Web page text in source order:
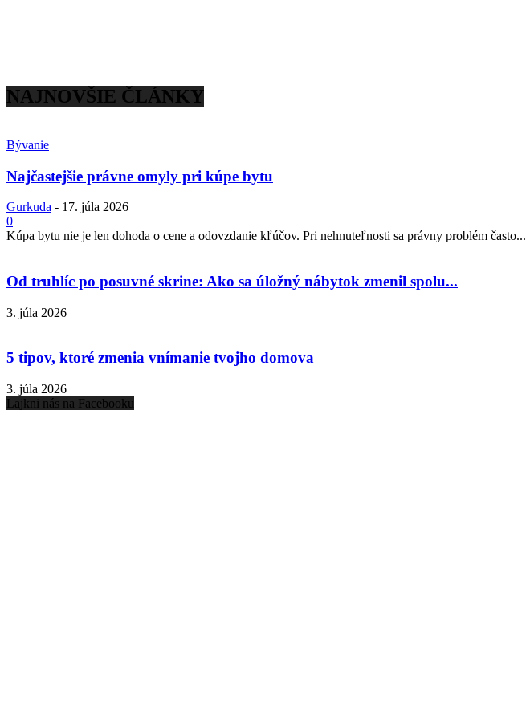
NAJNOVŠIE ČLÁNKY
Bývanie
Najčastejšie právne omyly pri kúpe bytu
Gurkuda - 17. júla 2026
0
Kúpa bytu nie je len dohoda o cene a odovzdanie kľúčov. Pri nehnuteľnosti sa právny problém často...
Od truhlíc po posuvné skrine: Ako sa úložný nábytok zmenil spolu...
3. júla 2026
5 tipov, ktoré zmenia vnímanie tvojho domova
3. júla 2026
Lajkni nás na Facebooku